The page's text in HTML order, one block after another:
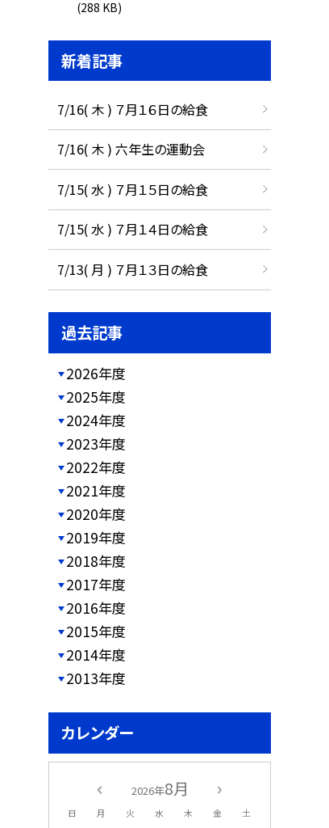
(288 KB)
新着記事
7/16( 木 ) ７月１６日の給食
7/16( 木 ) 六年生の運動会
7/15( 水 ) ７月１５日の給食
7/15( 水 ) ７月１４日の給食
7/13( 月 ) ７月１３日の給食
過去記事
2026年度
2025年度
2024年度
2023年度
2022年度
2021年度
2020年度
2019年度
2018年度
2017年度
2016年度
2015年度
2014年度
2013年度
カレンダー
2026年8月
日 月 火 水 木 金 土